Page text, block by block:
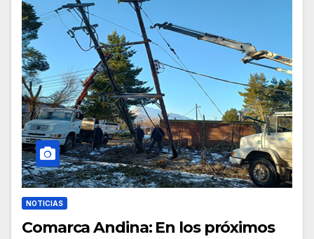
NOTICIAS
Comarca Andina: En los próximos